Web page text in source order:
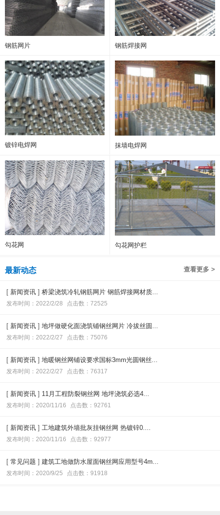
钢筋网片 钢筋焊接网
镀锌电焊网 抹墙电焊网
勾花网 勾花网护栏
查看更多 >
最新动态
[ 新闻资讯 ] 桥梁浇筑冷轧钢筋网片 钢筋焊接网材质...
发布时间：2022/2/28 点击数：72525
[ 新闻资讯 ] 地坪做硬化面浇筑铺钢丝网片 冷拔丝圆...
发布时间：2022/2/27 点击数：75076
[ 新闻资讯 ] 地暖钢丝网铺设要求国标3mm光圆钢丝...
发布时间：2022/2/27 点击数：76317
[ 新闻资讯 ] 11月工程防裂钢丝网 地坪浇筑必选4...
发布时间：2020/11/16 点击数：92761
[ 新闻资讯 ] 工地建筑外墙批灰挂钢丝网 热镀锌0....
发布时间：2020/11/16 点击数：92977
[ 常见问题 ] 建筑工地做防水屋面钢丝网应用型号4m...
发布时间：2020/9/25 点击数：91918